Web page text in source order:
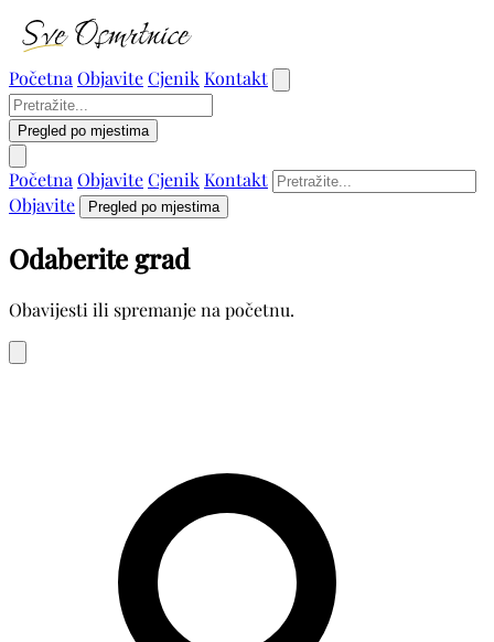
Početna ObjaviteCjenik Kontakt
Pregled po mjestima
Početna ObjaviteCjenik Kontakt
Objavite
Pregled po mjestima
Odaberite grad
Obavijesti ili spremanje na početnu.